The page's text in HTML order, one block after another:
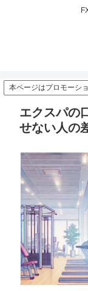
本ページはプロモーシ
エクスパの
せない人の